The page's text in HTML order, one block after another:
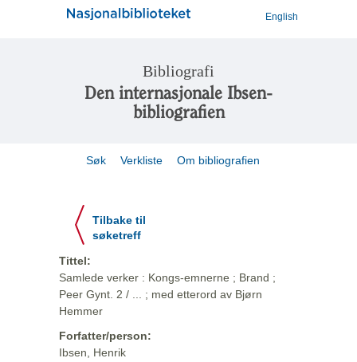
English
Bibliografi
Den internasjonale Ibsen-
bibliografien
Søk Verkliste Om bibliografien
Tilbake til
søketreff
Tittel:
Samlede verker : Kongs-emnerne ; Brand ;
Peer Gynt. 2 / ... ; med etterord av Bjørn
Hemmer
Forfatter/person:
Ibsen, Henrik